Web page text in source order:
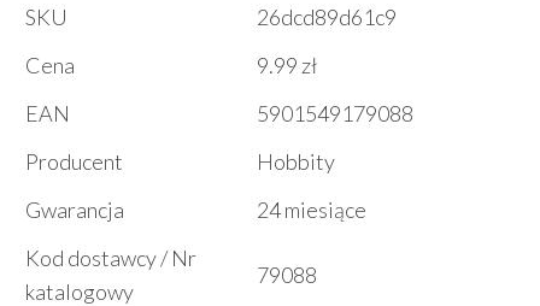
SKU
26dcd89d61c9
Cena
9.99 zł
EAN
5901549179088
Producent
Hobbity
Gwarancja
24 miesiące
Kod dostawcy / Nr
katalogowy
79088